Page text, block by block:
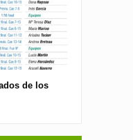
de los